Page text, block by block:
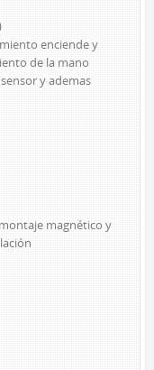
enciende y
de la mano
y ademas
magnético y